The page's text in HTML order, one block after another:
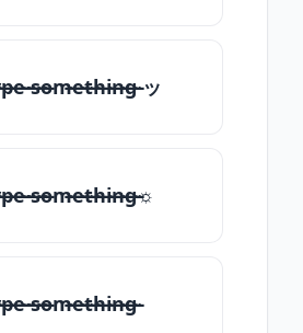
̶̴s̶̴o̶̴m̶̴e̶̴t̶̴h̶̴i̶̴n̶̴g̶̴ ッ
̶̴s̶̴o̶̴m̶̴e̶̴t̶̴h̶̴i̶̴n̶̴g̶̴☼
̶̴s̶̴o̶̴m̶̴e̶̴t̶̴h̶̴i̶̴n̶̴g̶̴